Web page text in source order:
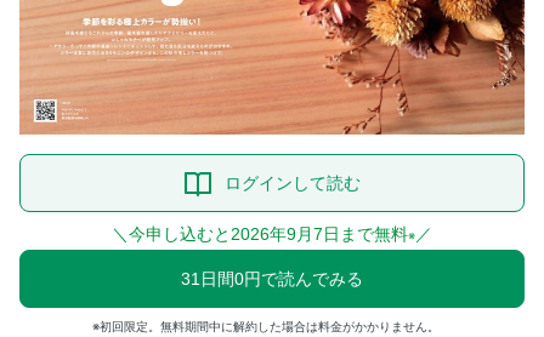
ログインして読む
＼今申し込むと2026年9月7日まで無料※／
31日間0円で読んでみる
初回限定。無料期間中に解約した場合は料金がかかりません。